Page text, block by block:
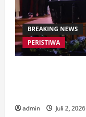
BREAKING NEWS
PERISTIWA
admin Juli 2, 2026